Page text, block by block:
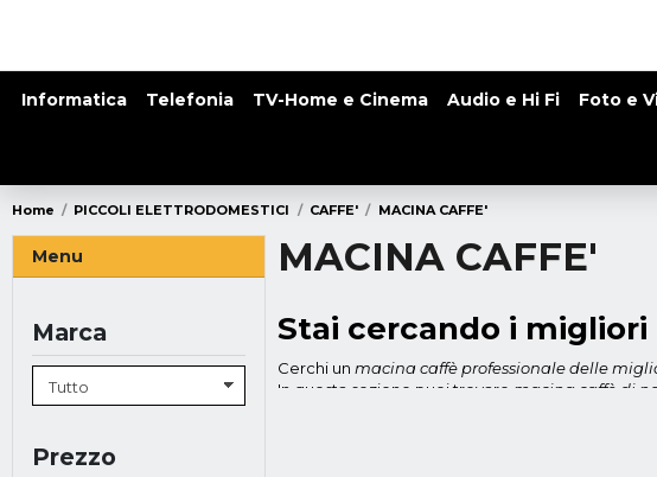
Informatica Telefonia TV-Home e Cinema Audio e Hi Fi Foto e
Home PICCOLI ELETTRODOMESTICI CAFFE' MACINA CAFFE'
MACINA CAFFE'
Stai cercando i
Cerchi un macina caffè professionale delle
In questa sezione puoi trovare macina caffè di
chicchi di caffè, senza alterarne le qualità
Menu
Marca
Prezzo